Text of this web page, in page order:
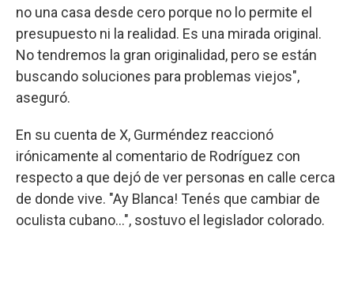
no una casa desde cero porque no lo permite el
presupuesto ni la realidad. Es una mirada original.
No tendremos la gran originalidad, pero se están
buscando soluciones para problemas viejos",
aseguró.
En su cuenta de X, Gurméndez reaccionó
irónicamente al comentario de Rodríguez con
respecto a que dejó de ver personas en calle cerca
de donde vive. "Ay Blanca! Tenés que cambiar de
oculista cubano…", sostuvo el legislador colorado.